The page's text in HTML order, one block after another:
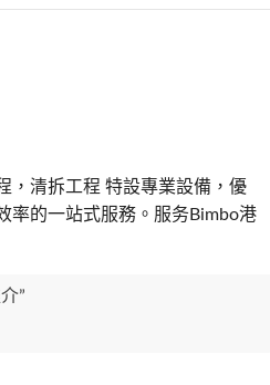
，清拆工程 特設專業設備，優
率的一站式服務。服务Bimbo港
”